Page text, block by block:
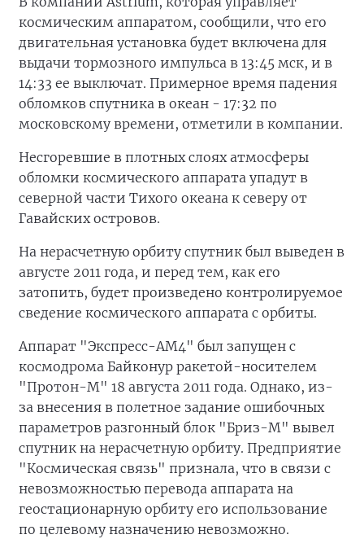
космическим аппаратом, сообщили, что его
двигательная установка будет включена для
выдачи тормозного импульса в 13:45 мск, и в
14:33 ее выключат. Примерное время падения
обломков спутника в океан - 17:32 по
московскому времени, отметили в компании.
Несгоревшие в плотных слоях атмосферы
обломки космического аппарата упадут в
северной части Тихого океана к северу от
Гавайских островов.
На нерасчетную орбиту спутник был выведен в
августе 2011 года, и перед тем, как его
затопить, будет произведено контролируемое
сведение космического аппарата с орбиты.
Аппарат "Экспресс-АМ4" был запущен с
космодрома Байконур ракетой-носителем
"Протон-М" 18 августа 2011 года. Однако, из-
за внесения в полетное задание ошибочных
параметров разгонный блок "Бриз-М" вывел
спутник на нерасчетную орбиту. Предприятие
"Космическая связь" признала, что в связи с
невозможностью перевода аппарата на
геостационарную орбиту его использование
по целевому назначению невозможно.